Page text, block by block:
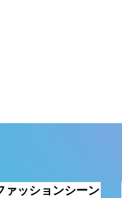
ァッションシーン